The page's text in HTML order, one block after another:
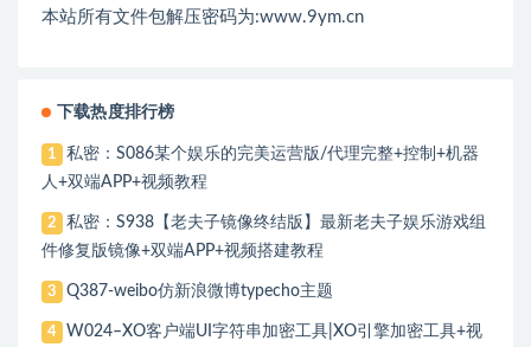
本站所有文件包解压密码为:www.9ym.cn
下载热度排行榜
1
私密：S086某个娱乐的完美运营版/代理完整+控制+机器
人+双端APP+视频教程
2
私密：S938【老夫子镜像终结版】最新老夫子娱乐游戏组
件修复版镜像+双端APP+视频搭建教程
3 Q387-weibo仿新浪微博typecho主题
4
W024–XO客户端UI字符串加密工具|XO引擎加密工具+视